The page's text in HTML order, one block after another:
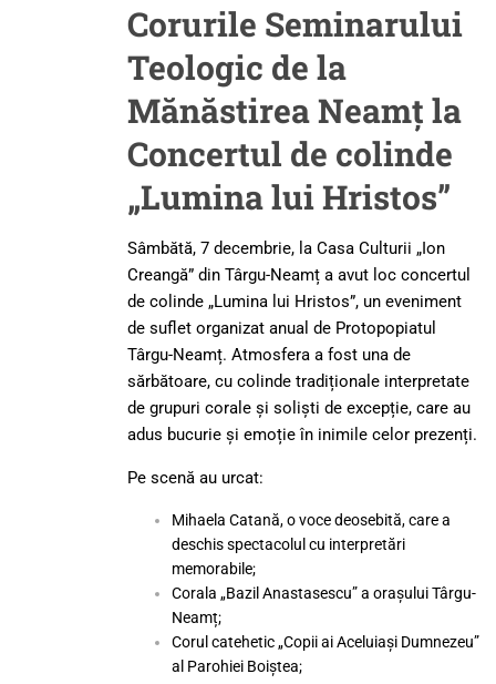
Corurile Seminarului
Teologic de la
Mănăstirea Neamț la
Concertul de colinde
„Lumina lui Hristos”
Sâmbătă, 7 decembrie, la Casa Culturii „Ion
Creangă” din Târgu-Neamț a avut loc concertul
de colinde „Lumina lui Hristos”, un eveniment
de suflet organizat anual de Protopopiatul
Târgu-Neamț. Atmosfera a fost una de
sărbătoare, cu colinde tradiționale interpretate
de grupuri corale și soliști de excepție, care au
adus bucurie și emoție în inimile celor prezenți.
Pe scenă au urcat:
Mihaela Catană, o voce deosebită, care a
deschis spectacolul cu interpretări
memorabile;
Corala „Bazil Anastasescu” a orașului Târgu-
Neamț;
Corul catehetic „Copii ai Aceluiași Dumnezeu”
al Parohiei Boiștea;